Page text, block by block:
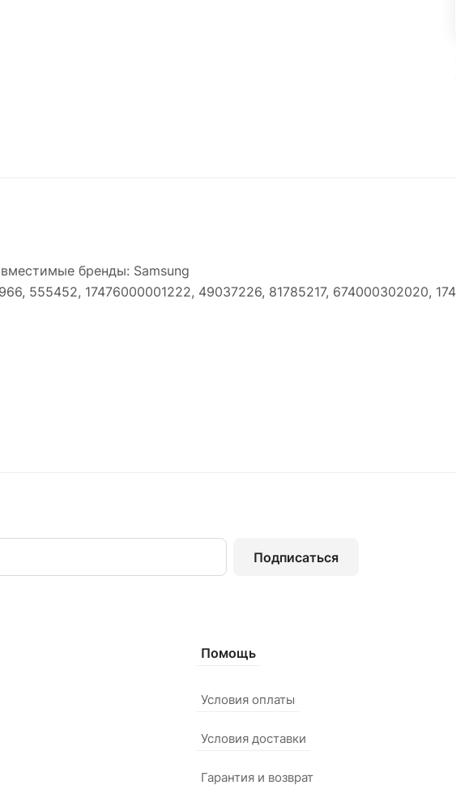
бренды: Samsung
555452, 17476000001222, 49037226, 81785217, 674000302020,
Подписаться
Помощь
Условия оплаты
Условия доставки
Гарантия и возврат